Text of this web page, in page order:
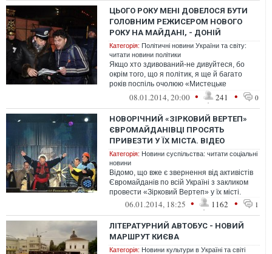
ЦЬОГО РОКУ МЕНІ ДОВЕЛОСЯ БУТИ
ГОЛОВНИМ РЕЖИСЕРОМ НОВОГО
РОКУ НА МАЙДАНІ, - ДОНІЙ
Категорія: Політичні новини України та світу:
читати новини політики
Якщо хто здивований-не дивуйтеся, бо
окрім того, що я політик, я ще й багато
років поспіль очолюю «Мистецьке
об'єднання »Остання Барикада", яке
08.01.2014, 20:00 • 241 • 0
НОВОРІЧНИЙ «ЗІРКОВИЙ ВЕРТЕП»
ЄВРОМАЙДАНІВЦІ ПРОСЯТЬ
ПРИВЕЗТИ У ЇХ МІСТА. ВІДЕО
Категорія: Новини суспільства: читати соціальні
новини
Відомо, що вже є звернення від активістів
Євромайданів по всій Україні з закликом
провести «Зірковий Вертеп» у їх місті.
06.01.2014, 18:25 • 1162 • 1
ЛІТЕРАТУРНИЙ АВТОБУС - НОВИЙ
МАРШРУТ КИЄВА
Категорія: Новини культури в Україні та світі